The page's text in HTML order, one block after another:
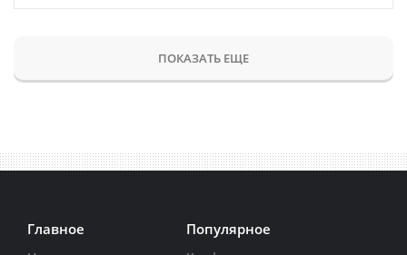
ПОКАЗАТЬ ЕЩЕ
Главное Популярное